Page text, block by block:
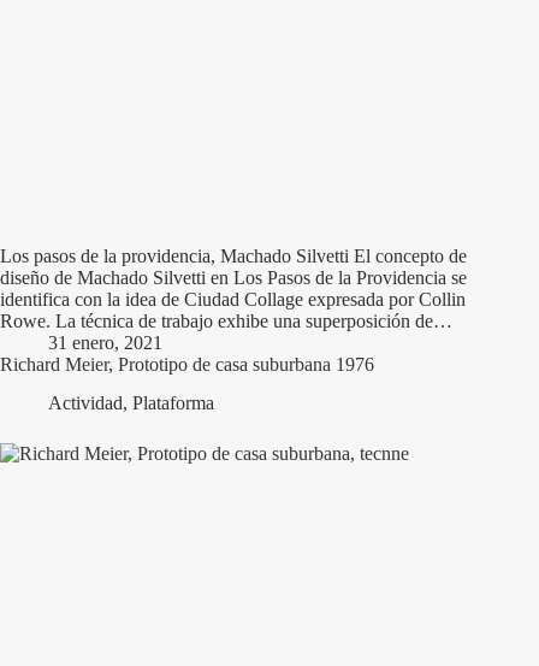
Los pasos de la providencia, Machado Silvetti El concepto de
diseño de Machado Silvetti en Los Pasos de la Providencia se
identifica con la idea de Ciudad Collage expresada por Collin
Rowe. La técnica de trabajo exhibe una superposición de…
31 enero, 2021
Richard Meier, Prototipo de casa suburbana 1976
Actividad, Plataforma